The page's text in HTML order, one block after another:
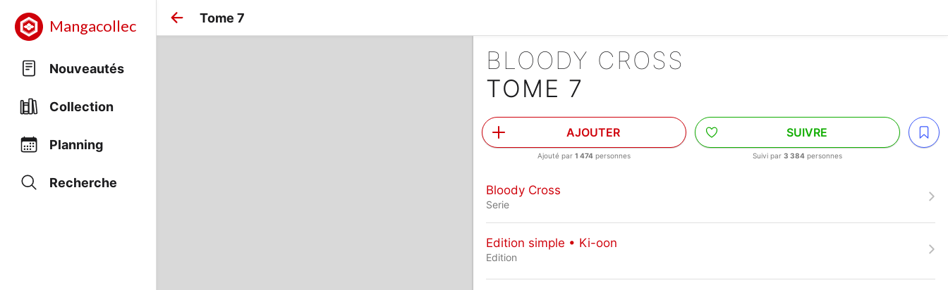
Mangacollec
Nouveautés
Collection
Planning
Recherche
Tome 7
BLOODY CROSS
TOME 7
AJOUTER
Ajouté par1 474 personnes
SUIVRE
Suivi par3 384 personnes
Bloody Cross
Serie
Edition simple • Ki-oon
Edition